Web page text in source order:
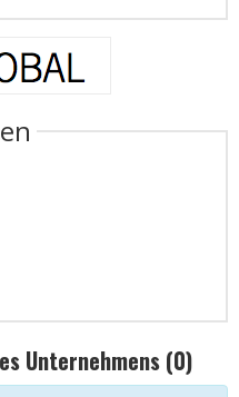
Unternehmens (0)